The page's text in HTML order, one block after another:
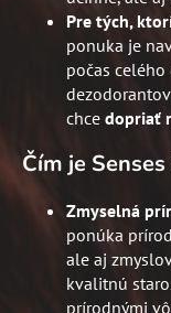
Pre tých,
ponuka je
počas
chce dopriať
Čím je
Zmyselná
ponúka
ale aj
kvalitnú
prírodnými